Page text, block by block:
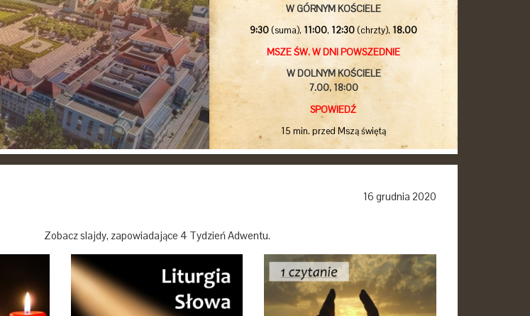
W GÓRNYM KOŚCIELE
9:30(suma), 11:00, 12:30(chrzty), 18.00
MSZE ŚW. W DNI POWSZEDNIE
W DOLNYM KOŚCIELE
7.00, 18:00
SPOWIEDŹ
15 min. przed Mszą świętą
16 grudnia 2020
Zobacz slajdy, zapowiadające 4 Tydzień Adwentu.